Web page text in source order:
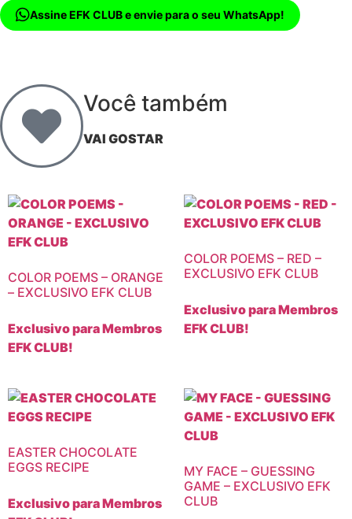
Assine EFK CLUB e envie para o seu WhatsApp!
Você também
VAI GOSTAR
COLOR POEMS – ORANGE
– EXCLUSIVO EFK CLUB
Exclusivo para Membros
EFK CLUB!
COLOR POEMS – RED –
EXCLUSIVO EFK CLUB
Exclusivo para Membros
EFK CLUB!
EASTER CHOCOLATE
EGGS RECIPE
Exclusivo para Membros
MY FACE – GUESSING
GAME – EXCLUSIVO EFK
CLUB